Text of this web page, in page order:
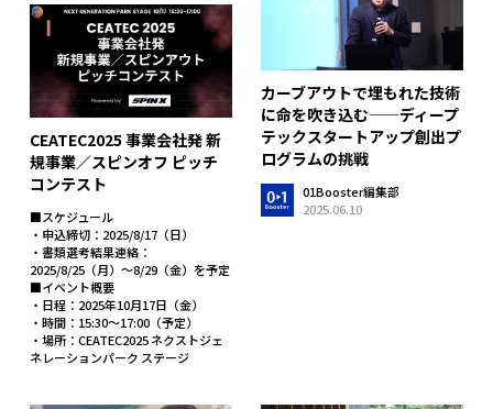
CEATEC2025 事業会社発 新
規事業／スピンオフ ピッチ
コンテスト
■スケジュール
・申込締切：2025/8/17（日）
・書類選考結果連絡：
2025/8/25（月）〜8/29（金）を予定
■イベント概要
・日程：2025年10月17日（金）
・時間：15:30〜17:00（予定）
・場所：CEATEC2025 ネクストジェ
ネレーションパーク ステージ
カーブアウトで埋もれた技術
に命を吹き込む——ディープ
テックスタートアップ創出プ
ログラムの挑戦
01Booster編集部
2025.06.10